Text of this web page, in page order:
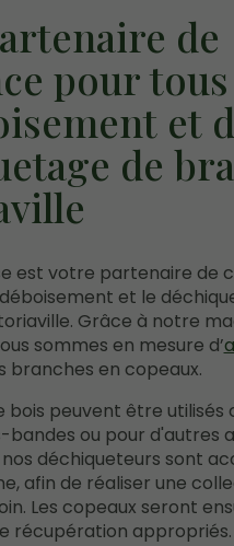
de
pour
et
de
est votre partenaire de
et le
Grâce à notre
sommes en mesure d’
branches en copeaux.
bois peuvent être utilisés
bandes ou pour d'autres
déchiqueteurs sont
afin de réaliser une
Les copeaux seront
récupération appropriés.